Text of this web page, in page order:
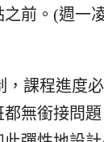
前。(週一
課程進度
無銜接問